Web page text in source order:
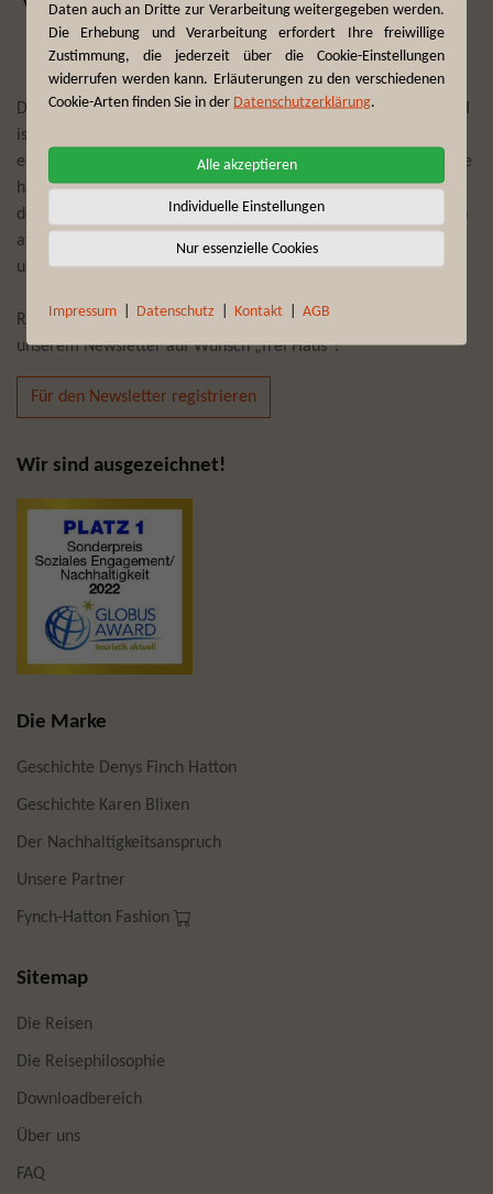
Daten auch an Dritte zur Verarbeitung weitergegeben werden.
Die Erhebung und Verarbeitung erfordert Ihre freiwillige
Zustimmung, die jederzeit über die Cookie-Einstellungen
widerrufen werden kann. Erläuterungen zu den verschiedenen
Cookie-Arten finden Sie in der Datenschutzerklärung.
Alle akzeptieren
Individuelle Einstellungen
Nur essenzielle Cookies
Impressum Datenschutz Kontakt AGB
Der Reiseveranstalter First Reisebüro Mönchengladbach GmbH
ist seit mehr als 75 Jahren Experte darin, Reisewünsche zu
erfüllen und täglich individuelle Trips und Touren zu planen. Die
hier angebotenen Erlebnisreisen zu Traumdestinationen auf
dem afrikanischen Kontinent bescheren Ihnen, gepaart mit den
afrikanischen Wurzeln der Brand-Story von Fynch-Hatton,
unvergessliche Momente.
Reiseempfehlungen und Reiseneuheiten bekommen Sie mit
unserem Newsletter auf Wunsch „frei Haus“:
Für den Newsletter registrieren
Wir sind ausgezeichnet!
Die Marke
Geschichte Denys Finch Hatton
Geschichte Karen Blixen
Der Nachhaltigkeitsanspruch
Unsere Partner
Fynch-Hatton Fashion
Sitemap
Die Reisen
Die Reisephilosophie
Downloadbereich
Über uns
FAQ